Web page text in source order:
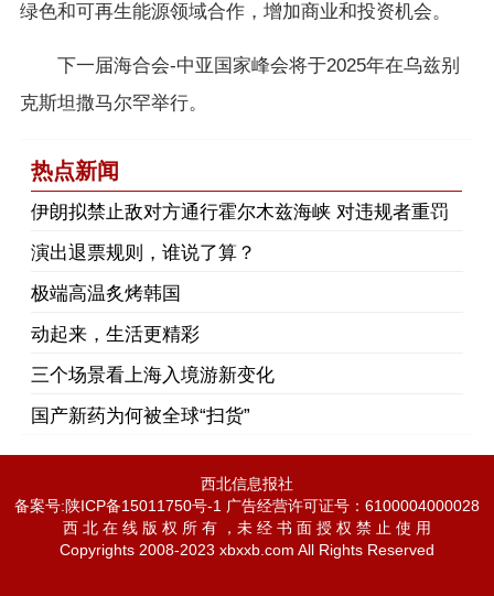
绿色和可再生能源领域合作，增加商业和投资机会。
下一届海合会-中亚国家峰会将于2025年在乌兹别
克斯坦撒马尔罕举行。
热点新闻
伊朗拟禁止敌对方通行霍尔木兹海峡 对违规者重罚
演出退票规则，谁说了算？
极端高温炙烤韩国
动起来，生活更精彩
三个场景看上海入境游新变化
国产新药为何被全球“扫货”
西北信息报社
备案号:陕ICP备15011750号-1 广告经营许可证号：6100004000028
西 北 在 线 版 权 所 有 ，未 经 书 面 授 权 禁 止 使 用
Copyrights 2008-2023 xbxxb.com All Rights Reserved